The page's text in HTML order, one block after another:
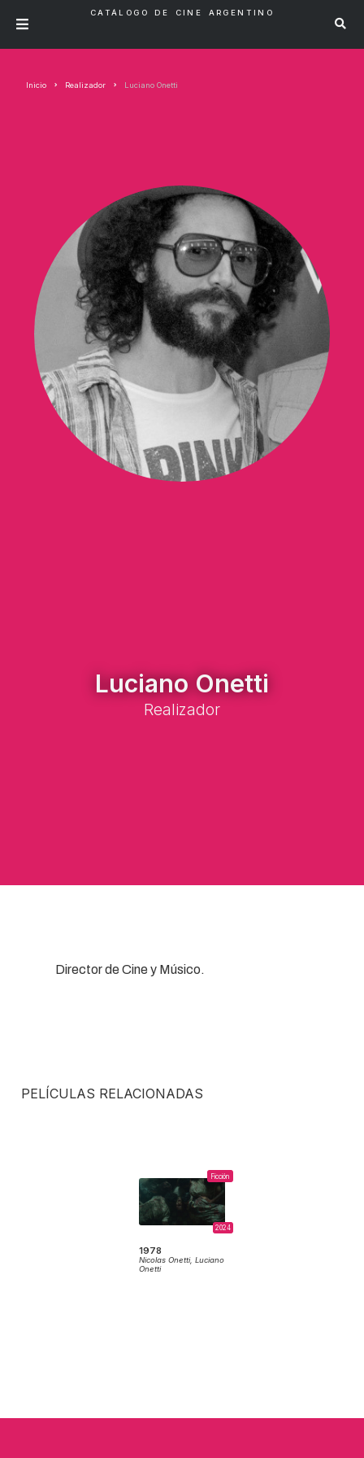
CATÁLOGO DE CINE ARGENTINO
Inicio Realizador Luciano Onetti
Luciano Onetti
Realizador
Director de Cine y Músico.
PELÍCULAS RELACIONADAS
Ficción
2024
1978
Nicolas Onetti, Luciano
Onetti